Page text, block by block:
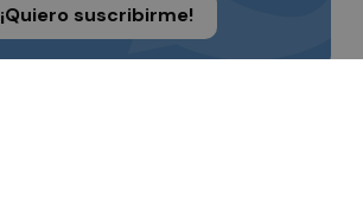
¡Quiero suscribirme!